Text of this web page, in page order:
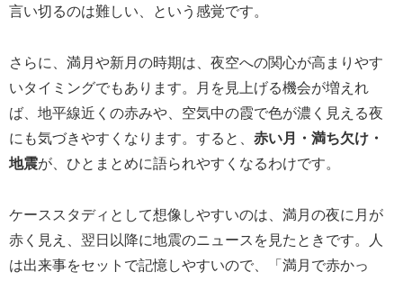
言い切るのは難しい、という感覚です。
さらに、満月や新月の時期は、夜空への関心が高まりやす
いタイミングでもあります。月を見上げる機会が増えれ
ば、地平線近くの赤みや、空気中の霞で色が濃く見える夜
にも気づきやすくなります。すると、 赤い月・満ち欠け・
地震が、ひとまとめに語られやすくなるわけです。
ケーススタディとして想像しやすいのは、満月の夜に月が
赤く見え、翌日以降に地震のニュースを見たときです。人
は出来事をセットで記憶しやすいので、「満月で赤かっ